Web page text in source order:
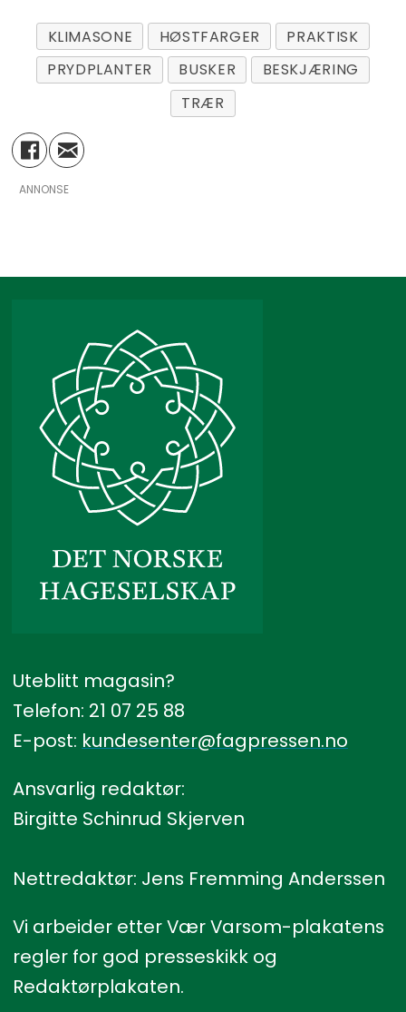
KLIMASONE HØSTFARGER
PRAKTISK
PRYDPLANTER
BUSKER
BESKJÆRING
TRÆR
ANNONSE
Uteblitt magasin?
Telefon: 21 07 25 88
E-post: kundesenter@fagpressen.no
Ansvarlig redaktør:
Birgitte Schinrud Skjerven
Nettredaktør: Jens Fremming Anderssen
Vi arbeider etter Vær Varsom-plakatens
regler for god presseskikk og
Redaktørplakaten.